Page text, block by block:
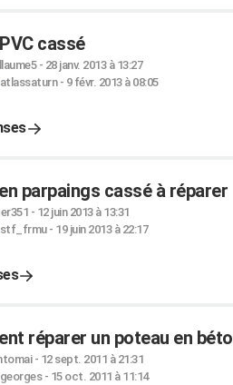
cassé
- 28 janv. 2013 à 13:27
atlassaturn- 9 févr. 2013 à 08:05
parpaings cassé à réparer
- 12 juin 2013 à 13:31
stf_frmu- 19 juin 2013 à 22:17
réparer un poteau en
- 12 sept. 2011 à 21:31
georges- 15 oct. 2011 à 11:14